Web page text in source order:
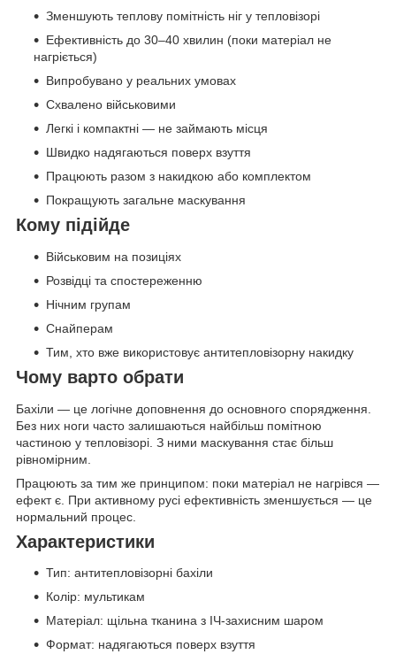
Зменшують теплову помітність ніг у тепловізорі
Ефективність до 30–40 хвилин (поки матеріал не
нагріється)
Випробувано у реальних умовах
Схвалено військовими
Легкі і компактні — не займають місця
Швидко надягаються поверх взуття
Працюють разом з накидкою або комплектом
Покращують загальне маскування
Кому підійде
Військовим на позиціях
Розвідці та спостереженню
Нічним групам
Снайперам
Тим, хто вже використовує антитепловізорну накидку
Чому варто обрати
Бахіли — це логічне доповнення до основного спорядження.
Без них ноги часто залишаються найбільш помітною
частиною у тепловізорі. З ними маскування стає більш
рівномірним.
Працюють за тим же принципом: поки матеріал не нагрівся —
ефект є. При активному русі ефективність зменшується — це
нормальний процес.
Характеристики
Тип: антитепловізорні бахіли
Колір: мультикам
Матеріал: щільна тканина з ІЧ-захисним шаром
Формат: надягаються поверх взуття